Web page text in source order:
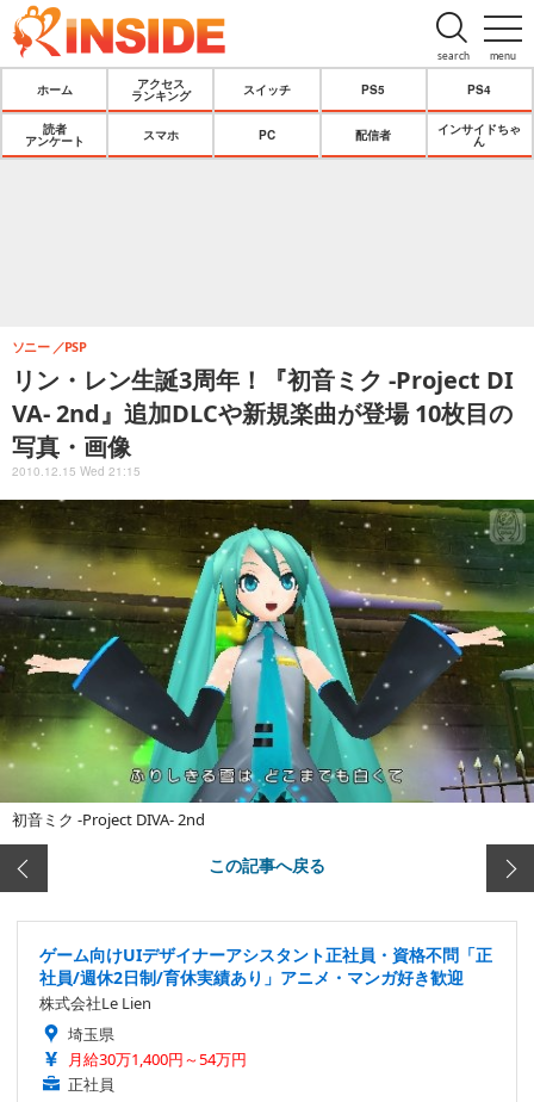
menu
search
ホーム
アクセス
ランキング
スイッチ PS5 PS4
読者
アンケート
スマホ PC 配信者
インサイドちゃ
ん
リン・レン生誕3周年！『初音ミク -Project DI
VA- 2nd』追加DLCや新規楽曲が登場 10枚目の
写真・画像
ソニー PSP
2010.12.15 Wed 21:15
初音ミク -Project DIVA- 2nd
この記事へ戻る
ゲーム向けUIデザイナーアシスタント正社員・資格不問「正
社員/週休2日制/育休実績あり」アニメ・マンガ好き歓迎
株式会社Le Lien
埼玉県
月給30万1,400円～54万円
正社員